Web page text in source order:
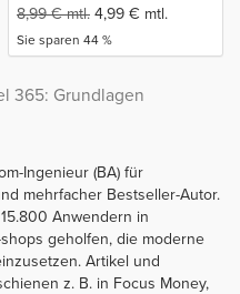
8,99€mtl. 4,99 € mtl.
Sie sparen 44 %
365: Grundlagen
Ingenieur (BA) für
mehrfacher Bestseller-Autor.
Anwendern in
geholfen, die moderne
Artikel und
z. B. in Focus Money,